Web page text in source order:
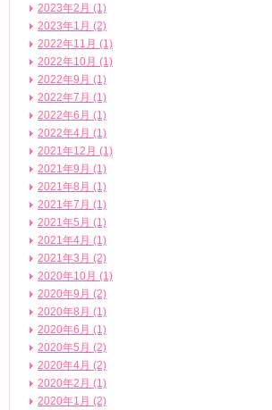
2023年2月 (1)
2023年1月 (2)
2022年11月 (1)
2022年10月 (1)
2022年9月 (1)
2022年7月 (1)
2022年6月 (1)
2022年4月 (1)
2021年12月 (1)
2021年9月 (1)
2021年8月 (1)
2021年7月 (1)
2021年5月 (1)
2021年4月 (1)
2021年3月 (2)
2020年10月 (1)
2020年9月 (2)
2020年8月 (1)
2020年6月 (1)
2020年5月 (2)
2020年4月 (2)
2020年2月 (1)
2020年1月 (2)